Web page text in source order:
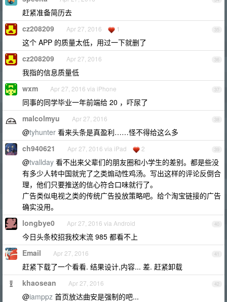
赶紧准备简历去
35
cz208209 Apr 27, 2016 1
这个 APP 的质量太低，用过一下就删了
36
cz208209 Apr 27, 2016
我指的信息质量低
37
wxm Apr 27, 2016 via iPhone
同事的同学毕业一年前端给 20 ，吓尿了
38
malcolmyu Apr 27, 2016
@tyhunter 看来头条是真盈利……怪不得给这么多
39
ch940621 Apr 27, 2016 via iPad 2
@tvallday 看不出来父辈们的朋友圈和小学生的差别。都是些没
有多少人转中国就完了之类煽动性鸡汤。写出这样的评论反倒合
理，他们只要推送的信心符合口味就行了。
广告类似电视之类的传统广告投放策略吧。给个淘宝链接的广告
确实没用。
40
longbye0 Apr 27, 2016 via Android
今日头条校招我校末流 985 都看不上
41
Email Apr 27, 2016
赶紧下载了一个看看. 结果设计,内容... 差. 赶紧卸载
42
khaosean Apr 27, 2016
@iamppz 首页放达曲安是强制的吧...